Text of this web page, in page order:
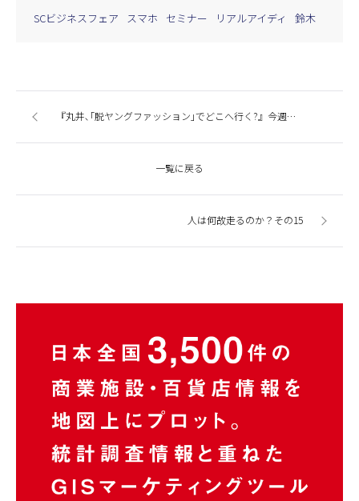
SCビジネスフェア スマホ セミナー リアルアイディ 鈴木
『丸井､｢脱ヤングファッション｣でどこへ行く?』今週の商業施設ニューストピックスまとめ（2016.2.24発行）
一覧に戻る
人は何故走るのか？その15